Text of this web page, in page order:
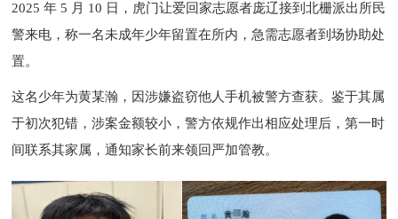
2025 年 5 月 10 日，虎门让爱回家志愿者庞辽接到北栅派出所民
警来电，称一名未成年少年留置在所内，急需志愿者到场协助处
置。
这名少年为黄某瀚，因涉嫌盗窃他人手机被警方查获。鉴于其属
于初次犯错，涉案金额较小，警方依规作出相应处理后，第一时
间联系其家属，通知家长前来领回严加管教。